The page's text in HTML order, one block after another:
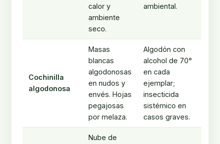
calor y
ambiente
seco.
ambiental.
Cochinilla
algodonosa
Masas
blancas
algodonosas
en nudos y
envés. Hojas
pegajosas
por melaza.
Algodón con
alcohol de 70°
en cada
ejemplar;
insecticida
sistémico en
casos graves.
Nube de